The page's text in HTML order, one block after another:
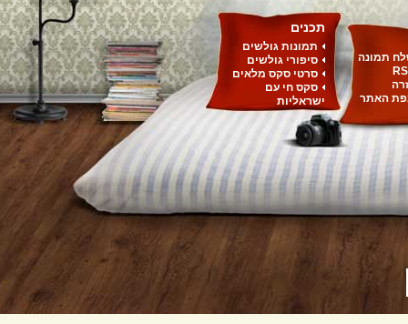
תמונה
האתר
תכנים
תמונות גולשים
סיפורי גולשים
סרטי סקס מלאים
סקס חי עם
ישראליות